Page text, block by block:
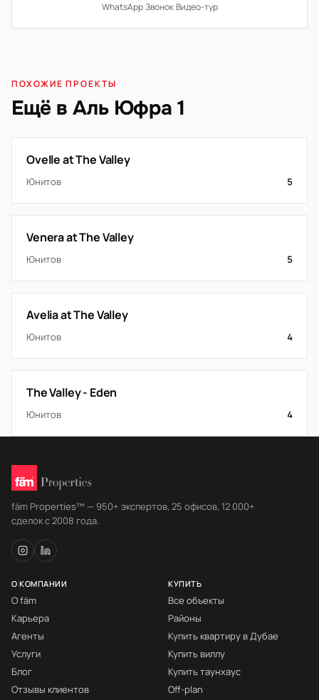
WhatsApp·Звонок·Видео-тур
ПОХОЖИЕ ПРОЕКТЫ
Ещё в Аль Юфра 1
Ovelle at The Valley
Юнитов 5
Venera at The Valley
Юнитов 5
Avelia at The Valley
Юнитов 4
The Valley - Eden
Юнитов 4
fäm Properties™ — 950+ экспертов, 25 офисов, 12 000+
сделок с 2008 года.
О КОМПАНИИ
О fäm
Карьера
Агенты
Услуги
Блог
Отзывы клиентов
КУПИТЬ
Все объекты
Районы
Купить квартиру в Дубае
Купить виллу
Купить таунхаус
Off-plan